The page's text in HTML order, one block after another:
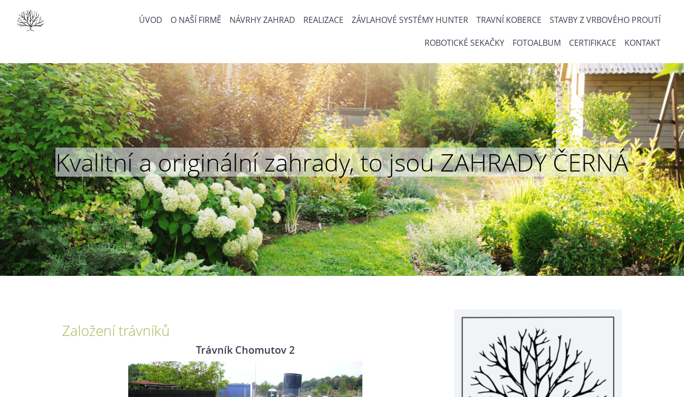
ÚVOD O NAŠÍ FIRMĚ NÁVRHY ZAHRAD REALIZACE ZÁVLAHOVÉ SYSTÉMY HUNTER TRAVNÍ KOBERCE STAVBY Z VRBOVÉHO PROUTÍ
ROBOTICKÉ SEKAČKY FOTOALBUM CERTIFIKACE KONTAKT
Kvalitní a originální zahrady, to jsou ZAHRADY ČERNÁ
Založení trávníků
Trávník Chomutov 2